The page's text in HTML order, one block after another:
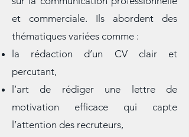
trouverez aussi de nombreux articles
sur la communication professionnelle
et commerciale. Ils abordent des
thématiques variées comme :
la rédaction d’un CV clair et
percutant,
l’art de rédiger une lettre de
motivation efficace qui capte